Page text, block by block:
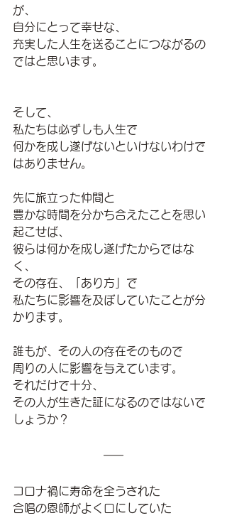
が、
自分にとって幸せな、
充実した人生を送ることにつながるの
ではと思います。
そして、
私たちは必ずしも人生で
何かを成し遂げないといけないわけで
はありません。
先に旅立った仲間と
豊かな時間を分かち合えたことを思い
起こせば、
彼らは何かを成し遂げたからではな
く、
その存在、「あり方」で
私たちに影響を及ぼしていたことが分
かります。
誰もが、その人の存在そのもので
周りの人に影響を与えています。
それだけで十分、
その人が生きた証になるのではないで
しょうか？
コロナ禍に寿命を全うされた
合唱の恩師がよく口にしていた